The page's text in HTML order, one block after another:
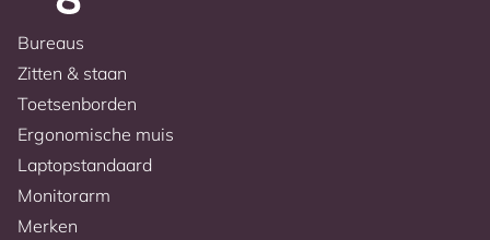
Bureaus
Zitten & staan
Toetsenborden
Ergonomische muis
Laptopstandaard
Monitorarm
Merken